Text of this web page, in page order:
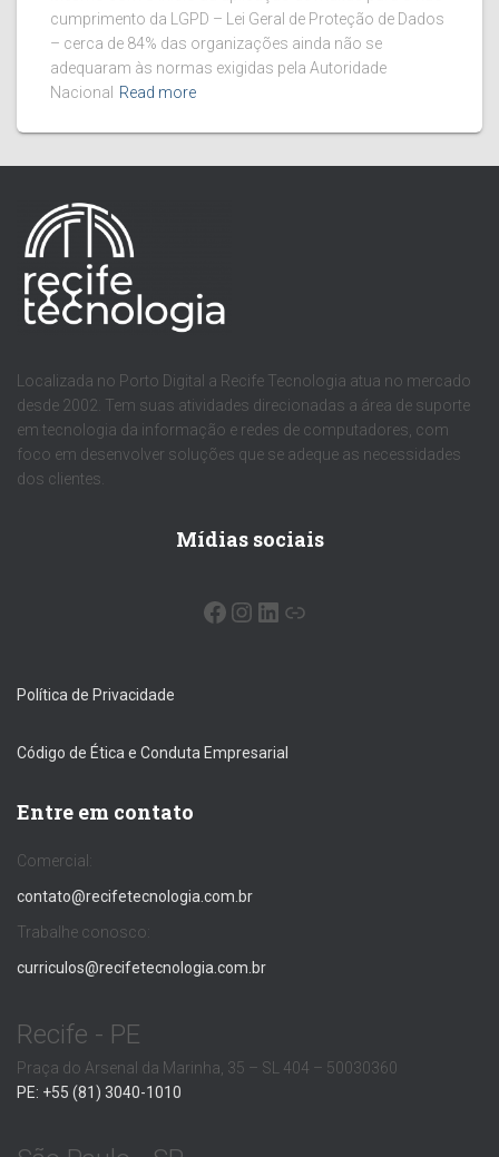
cumprimento da LGPD – Lei Geral de Proteção de Dados
– cerca de 84% das organizações ainda não se
adequaram às normas exigidas pela Autoridade
Nacional
Read more
Localizada no Porto Digital a Recife Tecnologia atua no mercado
desde 2002. Tem suas atividades direcionadas a área de suporte
em tecnologia da informação e redes de computadores, com
foco em desenvolver soluções que se adeque as necessidades
dos clientes.
Mídias sociais
Política de Privacidade
Código de Ética e Conduta Empresarial
Entre em contato
Comercial:
contato@recifetecnologia.com.br
Trabalhe conosco:
curriculos@recifetecnologia.com.br
Recife - PE
Praça do Arsenal da Marinha, 35 – SL 404 – 50030360
PE: +55 (81) 3040-1010